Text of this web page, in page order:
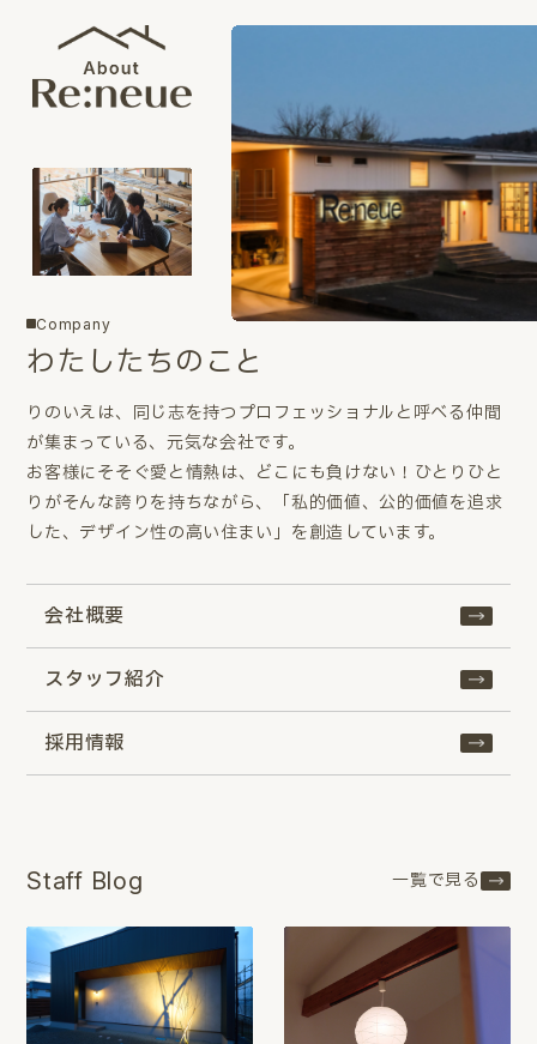
Company
わたしたちのこと
りのいえは、同じ志を持つプロフェッショナルと呼べる仲間
が集まっている、元気な会社です。
お客様にそそぐ愛と情熱は、どこにも負けない！ひとりひと
りがそんな誇りを持ちながら、「私的価値、公的価値を追求
した、デザイン性の高い住まい」を創造しています。
会社概要
スタッフ紹介
採用情報
Staff Blog 一覧で見る